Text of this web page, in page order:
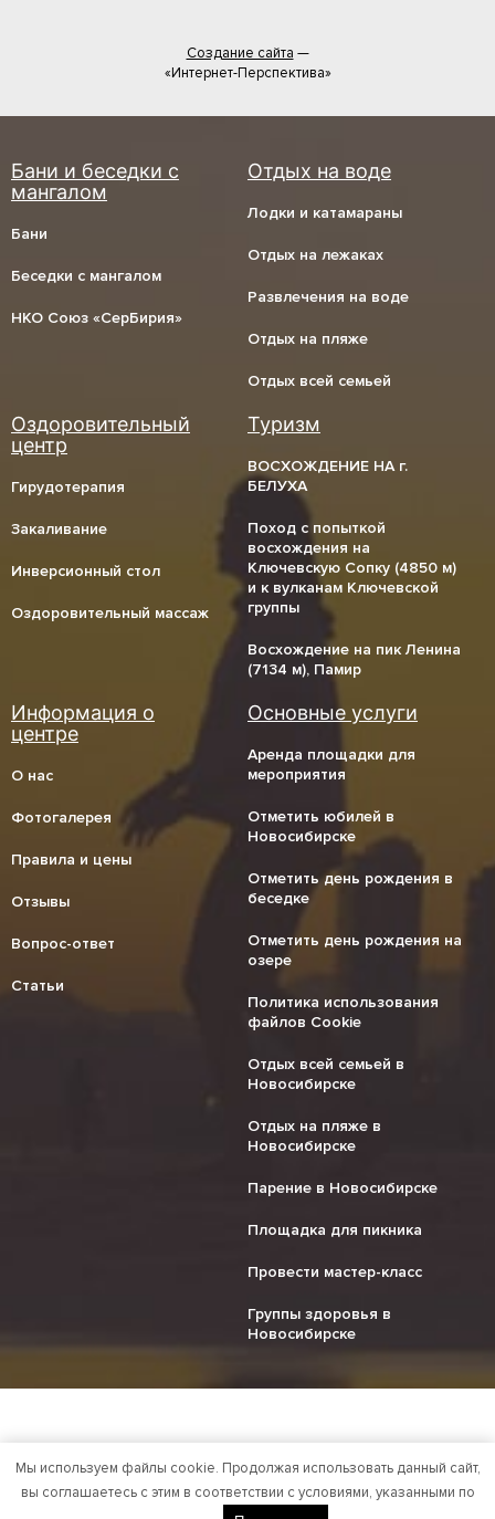
Создание сайта —
«Интернет-Перспектива»
Бани
Беседки с мангалом
НКО Союз «СерБирия»
Лодки и катамараны
Отдых на лежаках
Развлечения на воде
Отдых на пляже
Отдых всей семьей
Гирудотерапия
Закаливание
Инверсионный стол
Оздоровительный массаж
ВОСХОЖДЕНИЕ НА г.
БЕЛУХА
Поход с попыткой
восхождения на
Ключевскую Сопку (4850 м)
и к вулканам Ключевской
группы
Восхождение на пик Ленина
(7134 м), Памир
О нас
Фотогалерея
Правила и цены
Отзывы
Вопрос-ответ
Статьи
Аренда площадки для
мероприятия
Отметить юбилей в
Новосибирске
Отметить день рождения в
беседке
Отметить день рождения на
озере
Политика использования
файлов Cookie
Отдых всей семьей в
Новосибирске
Отдых на пляже в
Новосибирске
Парение в Новосибирске
Площадка для пикника
Провести мастер-класс
Группы здоровья в
Новосибирске
Мы используем файлы cookie. Продолжая использовать данный сайт,
вы соглашаетесь с этим в соответствии с условиями, указанными по